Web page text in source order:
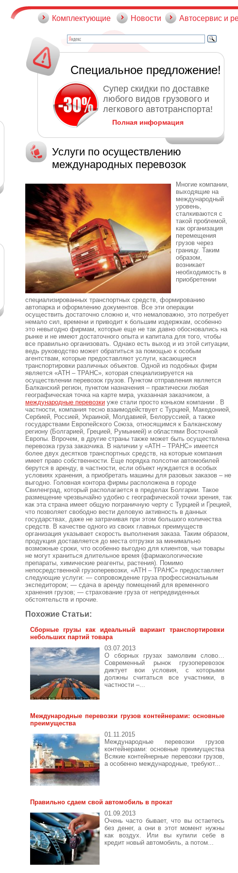
Комплектующие Новости Автосервис и
Специальное предложение!
Супер скидки по доставке
любого видов грузового и
легкового автотранспорта!
Полная информация
Услуги по осуществлению
международных перевозок
Многие компании,
выходящие на
международный
уровень,
сталкиваются с
такой проблемой,
как организация
перемещения
грузов через
границу. Таким
образом,
возникает
необходимость в
приобретении
специализированных транспортных средств, формированию
автопарка и оформлению документов. Все эти операции
осуществить достаточно сложно и, что немаловажно, это потребует
немало сил, времени и приводит к большим издержкам, особенно
это невыгодно фирмам, которые еще не так давно обосновались на
рынке и не имеют достаточного опыта и капитала для того, чтобы
все правильно организовать. Однако есть выход и из этой ситуации,
ведь руководство может обратиться за помощью к особым
агентствам, которые предоставляют услуги, касающиеся
транспортировки различных объектов. Одной из подобных фирм
является «АТН – ТРАНС», которая специализируется на
осуществлении перевозок грузов. Пунктом отправления является
Балканский регион, пунктом назначения – практически любая
географическая точка на карте мира, указанная заказчиком, а
международные перевозки уже стали просто коньком компании . В
частности, компания тесно взаимодействует с Турцией, Македонией,
Сербией, Россией, Украиной, Молдавией, Белоруссией, а также
государствами Европейского Союза, относящимся к Балканскому
региону (Болгарией, Грецией, Румынией) и областями Восточной
Европы. Впрочем, в другие страны также может быть осуществлена
перевозка груза заказчика. В наличии у «АТН – ТРАНС» имеется
более двух десятков транспортных средств, на которые компания
имеет право собственности. Еще порядка полсотни автомобилей
берутся в аренду, в частности, если объект нуждается в особых
условиях хранения, а приобретать машины для разовых заказов – не
выгодно. Головная контора фирмы расположена в городе
Свиленград, который располагается в пределах Болгарии. Такое
размещение чрезвычайно удобно с географической точки зрения, так
как эта страна имеет общую пограничную черту с Турцией и Грецией,
что позволяет свободно вести деловую активность в данных
государствах, даже не затрачивая при этом большого количества
средств. В качестве одного из своих главных преимуществ
организация указывает скорость выполнения заказа. Таким образом,
продукция доставляется до места отгрузки за минимально
возможные сроки, что особенно выгодно для клиентов, чьи товары
не могут храниться длительное время (фармакологические
препараты, химические реагенты, растения). Помимо
непосредственной грузоперевозки, «АТН – ТРАНС» предоставляет
следующие услуги: — сопровождение груза профессиональным
экспедитором; — сдача в аренду помещений для временного
хранения грузов; — страхование груза от непредвиденных
обстоятельств и прочие.
Похожие Статьи:
Сборные грузы как идеальный вариант транспортировки
небольших партий товара
03.07.2013
О сборных грузах замолвим слово…
Современный рынок грузоперевозок
диктует вои условия, с которыми
должны считаться все участники, в
частности –...
Международные перевозки грузов контейнерами: основные
преимущества
01.11.2015
Международные перевозки грузов
контейнерами: основные преимущества
Всякие контейнерные перевозки грузов,
а особенно международные, требуют...
Правильно сдаем свой автомобиль в прокат
01.09.2013
Очень часто бывает, что вы остаетесь
без денег, а они в этот момент нужны
как воздух. Или вы купили себе в
кредит новый автомобиль, а потом...